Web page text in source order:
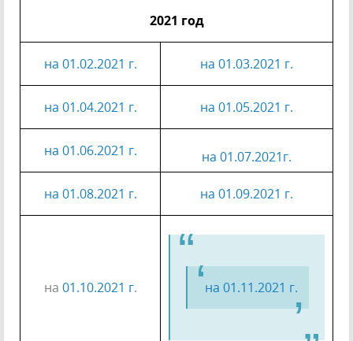
2021 год
на 01.02.2021 г. на 01.03.2021 г.
на 01.04.2021 г. на 01.05.2021 г.
на 01.06.2021 г. на 01.07.2021г.
на 01.08.2021 г. на 01.09.2021 г.
на 01.10.2021 г. на 01.11.2021 г.